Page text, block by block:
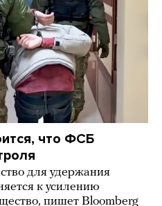
что ФСБ
для удержания
к усилению
пишет Bloomberg